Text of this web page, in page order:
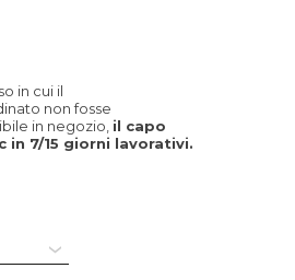
in cui il
non fosse
in negozio, il capo
in 7/15 giorni lavorativi.